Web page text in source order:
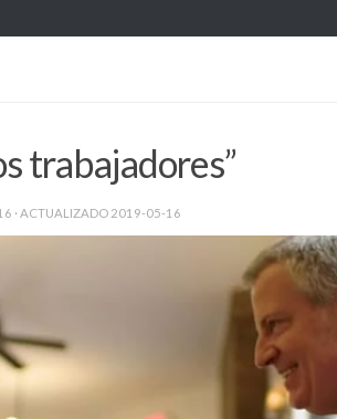
trabajadores”
· ACTUALIZADO 2019-05-16